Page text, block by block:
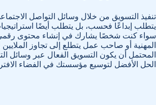
تنفيذ التسويق من خلال وسائل التواصل
يتطلب إبداعًا فحسب، بل يتطلب أيضًا
سواء كنت شخصًا يشارك في إنشاء محتوى رقمي
المهنية أو صاحب عمل يتطلع إلى تجاوز الملايين
المحتمل أن يكون التسويق الفعال عبر وسائل
الحل الأفضل لتوسيع مؤسستك في الفضاء